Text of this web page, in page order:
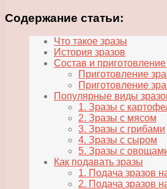
Содержание статьи:
Что такое зразы
История зразов
Состав и приготовление
Приготовление
Приготовление
Популярные виды
1. Зразы с
2. Зразы с мясом
3. Зразы с грибами
4. Зразы с сыром
5. Зразы с
Как подавать зразы
1. Подача зразов
2. Подача зразов